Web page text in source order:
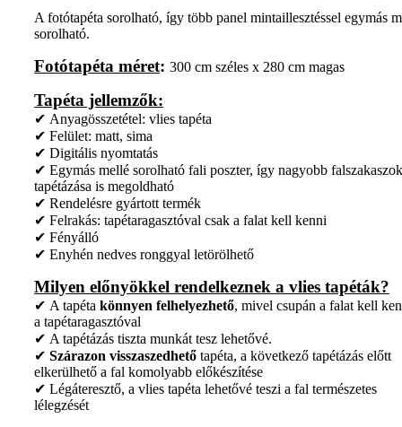
A fotótapéta sorolható, így több panel mintaillesztéssel egymás
sorolható.
Fotótapéta méret: 300 cm széles x 280 cm magas
Tapéta jellemzők:
✔ Anyagösszetétel: vlies tapéta
✔ Felület: matt, sima
✔ Digitális nyomtatás
✔ Egymás mellé sorolható fali poszter, így nagyobb falszakaszok
tapétázása is megoldható
✔ Rendelésre gyártott termék
✔ Felrakás: tapétaragasztóval csak a falat kell kenni
✔ Fényálló
✔ Enyhén nedves ronggyal letörölhető
Milyen előnyökkel rendelkeznek a vlies tapéták?
✔ A tapéta könnyen felhelyezhető, mivel csupán a falat kell
a tapétaragasztóval
✔ A tapétázás tiszta munkát tesz lehetővé.
✔ Szárazon visszaszedhető tapéta, a következő tapétázás előtt
elkerülhető a fal komolyabb előkészítése
✔ Légáteresztő, a vlies tapéta lehetővé teszi a fal természetes
lélegzését